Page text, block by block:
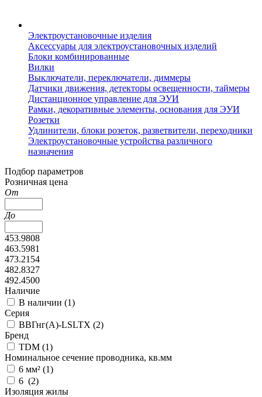
Электроустановочные изделия
Аксессуары для электроустановочных изделий
Блоки комбинированные
Вилки
Выключатели, переключатели, диммеры
Датчики движения, детекторы освещенности, таймеры
Дистанционное управление для ЭУИ
Рамки, декоративные элементы, основания для ЭУИ
Розетки
Удлинители, блоки розеток, разветвители, переходники
Электроустановочные устройства различного
назначения
Подбор параметров
Розничная цена
От
До
453.9808
463.5981
473.2154
482.8327
492.4500
Наличие
В наличии (1)
Серия
ВВГнг(А)-LSLTX (2)
Бренд
TDM (1)
Номинальное сечение проводника, кв.мм
6 мм² (1)
6 (2)
Изоляция жилы